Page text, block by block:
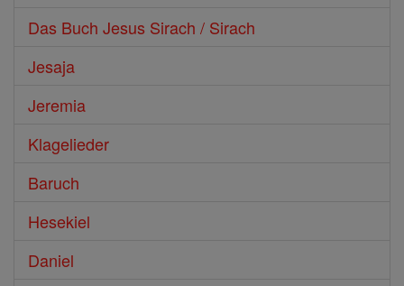
Das Buch Jesus Sirach / Sirach
Jesaja
Jeremia
Klagelieder
Baruch
Hesekiel
Daniel